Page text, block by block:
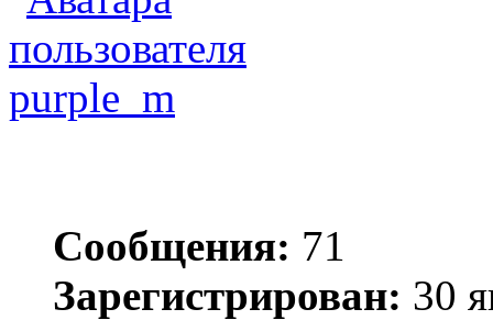
purple_m
Сообщения: 71
Зарегистрирован: 30